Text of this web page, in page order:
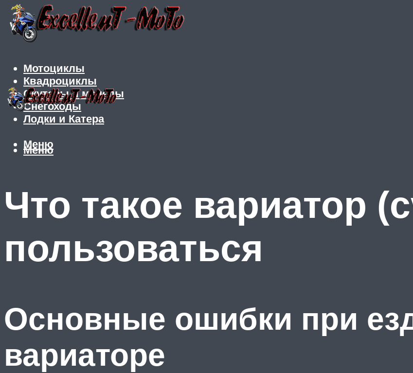
Мотоциклы
Квадроциклы
Скутеры и мопеды
Снегоходы
Лодки и Катера
Меню
Меню
Что такое вариатор
пользоваться
Основные ошибки при
вариаторе